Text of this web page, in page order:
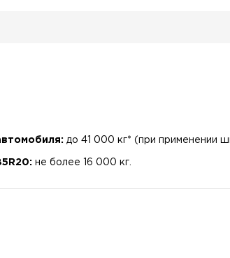
до 41 000 кг* (при применении
не более 16 000 кг.